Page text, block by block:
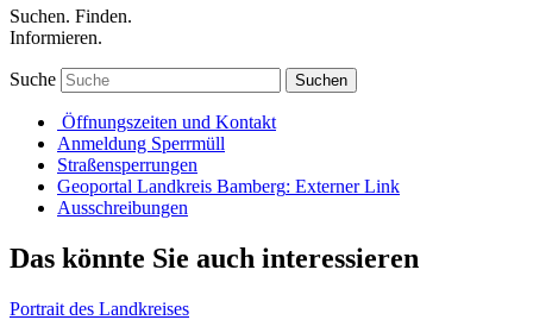
Suchen. Finden.
Informieren.
Suche Suchen
Öffnungszeiten und Kontakt
Anmeldung Sperrmüll
Straßensperrungen
Geoportal Landkreis Bamberg: Externer Link
Ausschreibungen
Das könnte Sie auch interessieren
Portrait des Landkreises